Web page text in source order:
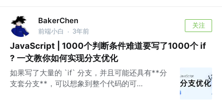
BakerChen
前端小白 · 3年前
关注
JavaScript | 1000个判断条件难道要写了1000个 if
? 一文教你如何实现分支优化
如果写了大量的 `if` 分支，并且可能还具有**分
支套分支**，可以想象到整个代码的可...